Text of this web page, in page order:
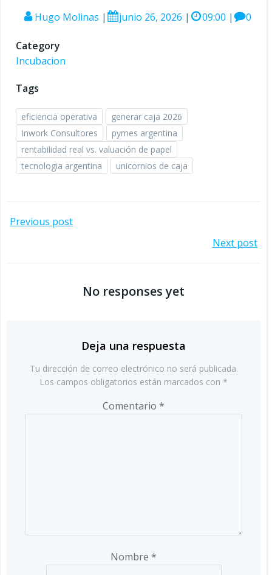
Hugo Molinas | junio 26, 2026 | 09:00 | 0
Category
Incubacion
Tags
eficiencia operativa
generar caja 2026
Inwork Consultores
pymes argentina
rentabilidad real vs. valuación de papel
tecnologia argentina
unicornios de caja
Navegación
Previous post
entradas
Next post
No responses yet
Deja una respuesta
Tu dirección de correo electrónico no será publicada.
Los campos obligatorios están marcados con *
Comentario *
Nombre *